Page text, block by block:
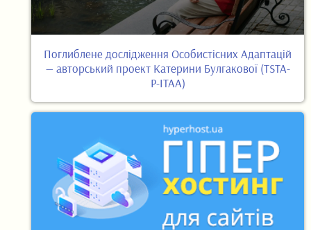
Поглиблене дослідження Особистісних Адаптацій
— авторський проект Катерини Булгакової (TSTA-
P-ITAA)